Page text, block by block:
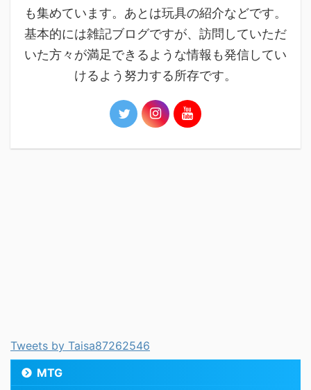
も集めています。あとは玩具の紹介などです。
基本的には雑記ブログですが、訪問していただ
いた方々が満足できるような情報も発信してい
けるよう努力する所存です。
Tweets by Taisa87262546
MTG